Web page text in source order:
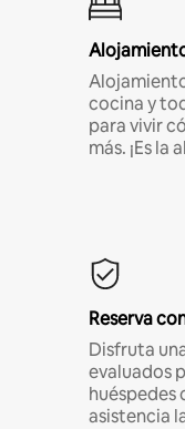
cocina y
para vivir
más. ¡Es
Reserva
Disfruta
evaluados
huéspedes
asistencia